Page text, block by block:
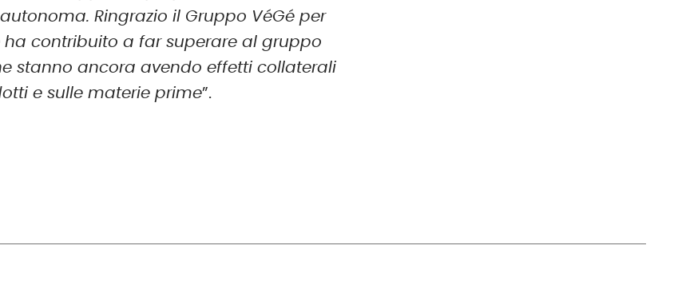
Ringrazio il Gruppo VéGé per
contribuito a far superare al gruppo
stanno ancora avendo effetti collaterali
e sulle materie prime”.